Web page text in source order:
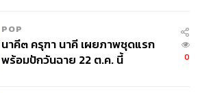
POP
นาคี๓ ครุฑา นาคี เผยภาพชุดแรก
พร้อมปักวันฉาย 22 ต.ค. นี้
0